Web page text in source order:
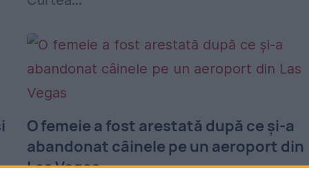
O femeie a fost arestată după ce și-a
abandonat câinele pe un aeroport din
Las Vegas